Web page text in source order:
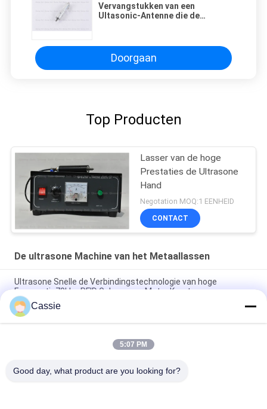
Vervangstukken van een
Ultasonic-Antenne die de
Lassenmachine voor IC-
Identiteitskaart inbedt
Doorgaan
Top Producten
Lasser van de hoge
Prestaties de Ultrasone
Hand
Negotation MOQ:1 EENHEID
CONTACT
De ultrasone Machine van het Metaallassen
Ultrasone Snelle de Verbindingstechnologie van hoge
Frequentie70khz RFID Golven voor Metro Kaart
Hoge Frequentie70khz 50W Draagbare Ultrasone Lasser voor
het Lassen van de Koperantenne
Antenne die de Ultrasone Machine van het Metaallassen
Cassie
5:07 PM
Good day, what product are you looking for?